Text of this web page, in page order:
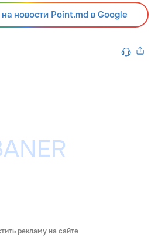
новости Point.md в Google
рекламу на сайте